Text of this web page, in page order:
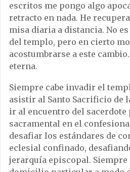
escritos me pongo algo
retracto en nada. He
misa diaria a distancia. No
del templo, pero en cierto
acostumbrarse a este
eterna.
Siempre cabe invadir el
asistir al Santo Sacrificio de
ir al encuentro del sacerdote
sacramental en el
desafiar los estándares de
eclesial confinado,
jerarquía episcopal. Siempre